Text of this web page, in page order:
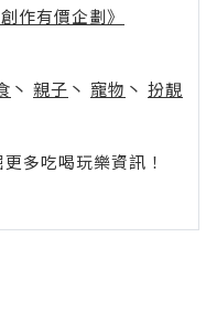
作有價企劃》
丶 親子 丶 寵物 丶 扮靚
多吃喝玩樂資訊！